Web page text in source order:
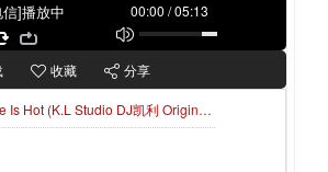
]播放中 00:00 /05:13
收藏 分享
David Quijada - She Is Hot (K.L Studio DJ凯利 Original Mix)